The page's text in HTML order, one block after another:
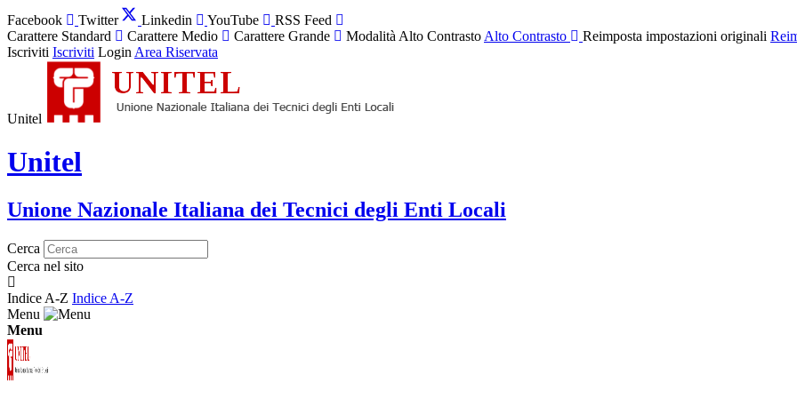
Facebook Twitter Linkedin YouTube
RSS Feed
Carattere Standard
Carattere Medio Carattere Grande Modalità Alto Contrasto Alto Contrasto Reimposta impostazioni originali
Iscriviti Iscriviti Login Area Riservata
Unitel
Unitel
Unione Nazionale Italiana dei Tecnici degli Enti Locali
Cerca
Cerca nel sito
Indice A-Z Indice A-Z
Menu
Menu